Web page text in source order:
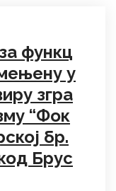
функц
у
згра
“Фок
бр.
Брус